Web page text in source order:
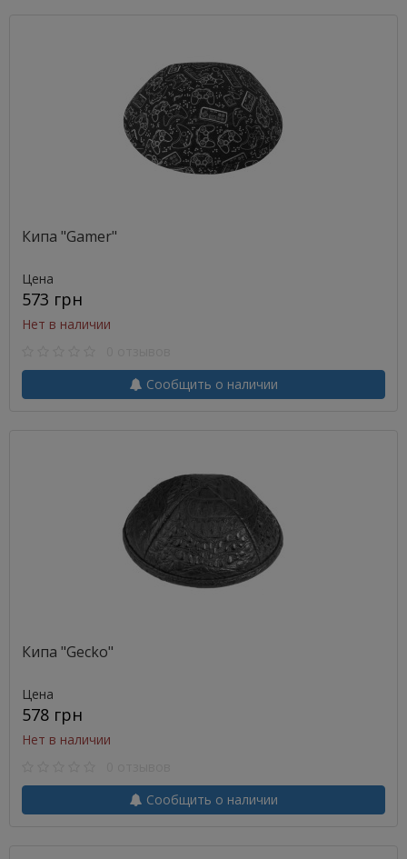
Кипа "Gamer"
Цена
573 грн
Нет в наличии
Сообщить о наличии
Кипа "Gecko"
Цена
578 грн
Нет в наличии
Сообщить о наличии